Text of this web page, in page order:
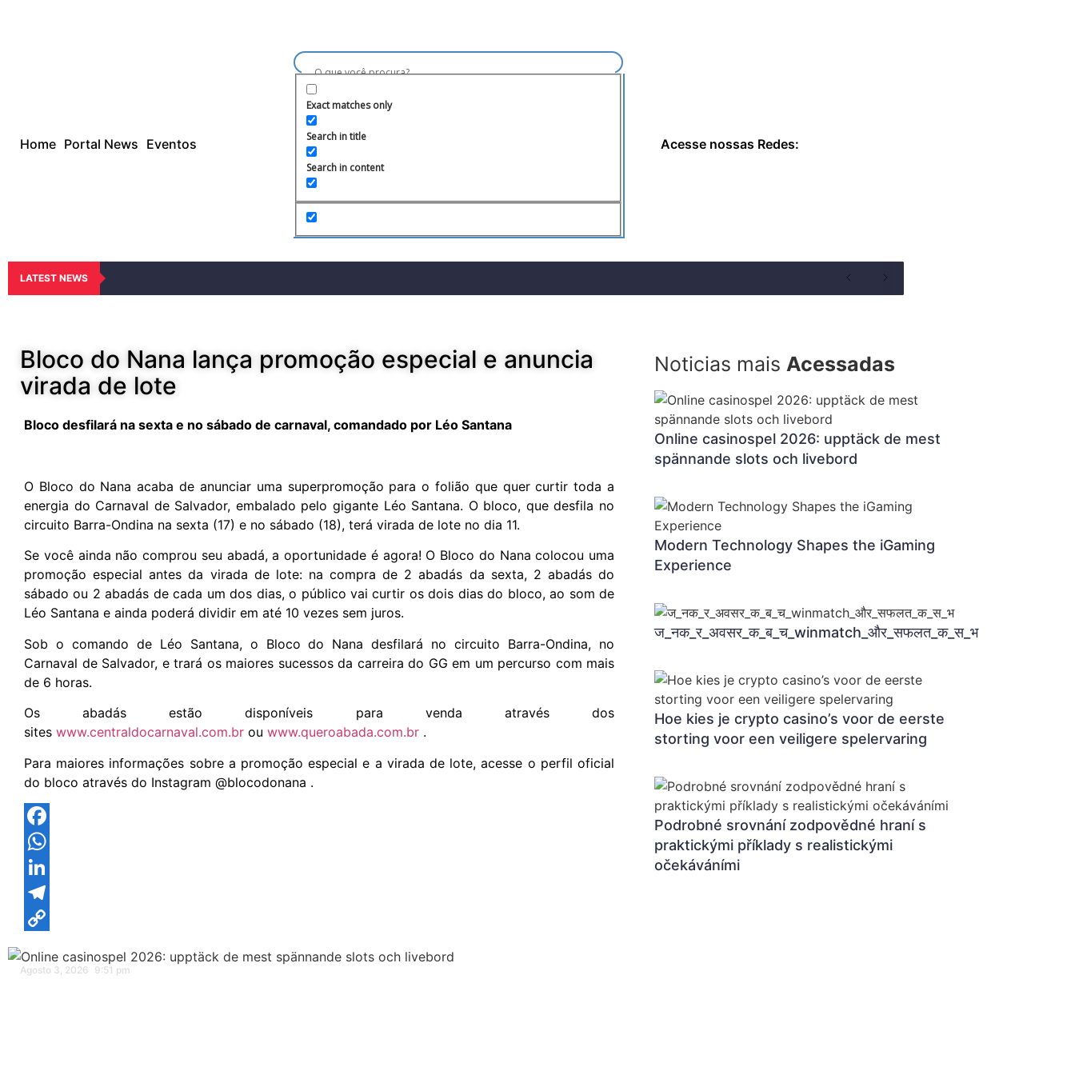
Home Portal News Eventos
Exact matches only
Search in title
Search in content
Acesse nossas Redes:
LATEST NEWS
Bloco do Nana lança promoção especial e anuncia
virada de lote
Bloco desfilará na sexta e no sábado de carnaval, comandado por Léo Santana
O Bloco do Nana acaba de anunciar uma superpromoção para o folião que quer curtir toda a
energia do Carnaval de Salvador, embalado pelo gigante Léo Santana. O bloco, que desfila no
circuito Barra-Ondina na sexta (17) e no sábado (18), terá virada de lote no dia 11.
Se você ainda não comprou seu abadá, a oportunidade é agora! O Bloco do Nana colocou uma
promoção especial antes da virada de lote: na compra de 2 abadás da sexta, 2 abadás do
sábado ou 2 abadás de cada um dos dias, o público vai curtir os dois dias do bloco, ao som de
Léo Santana e ainda poderá dividir em até 10 vezes sem juros.
Sob o comando de Léo Santana, o Bloco do Nana desfilará no circuito Barra-Ondina, no
Carnaval de Salvador, e trará os maiores sucessos da carreira do GG em um percurso com mais
de 6 horas.
Os abadás estão disponíveis para venda através dos
sites www.centraldocarnaval.com.br ou www.queroabada.com.br .
Para maiores informações sobre a promoção especial e a virada de lote, acesse o perfil oficial
do bloco através do Instagram @blocodonana .
Facebook
WhatsApp
LinkedIn
Telegram
Link
Noticias mais Acessadas
Online casinospel 2026: upptäck de mest
spännande slots och livebord
Modern Technology Shapes the iGaming
Experience
ज_नक_र_अवसर_क_ब_च_winmatch_और_सफलत_क_स_भ
Hoe kies je crypto casino’s voor de eerste
storting voor een veiligere spelervaring
Podrobné srovnání zodpovědné hraní s
praktickými příklady s realistickými
očekáváními
Agosto 3, 2026 9:51 pm